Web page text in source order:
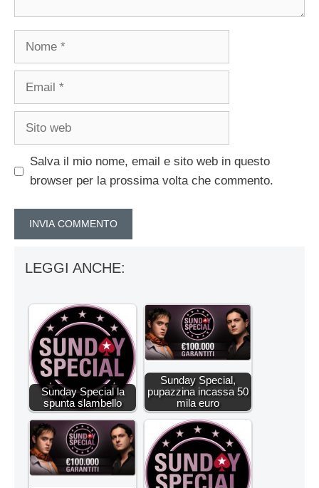
Nome
Email
Sito
Salva il mio nome, email e sito web in questo
browser per la prossima volta che commento.
LEGGI ANCHE:
Sunday Special la
spunta slambello
Sunday Special,
pupazzina incassa 50
mila euro